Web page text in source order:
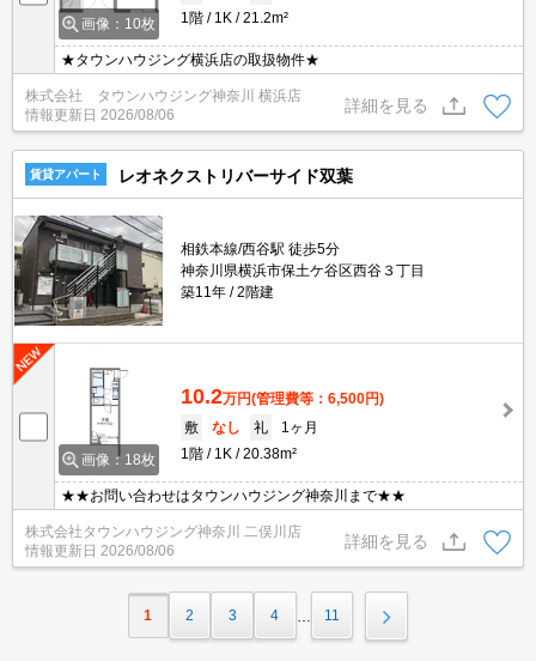
画像：10枚
1階
1K 21.2m²
★タウンハウジング横浜店の取扱物件★
株式会社 タウンハウジング神奈川 横浜店
情報更新日 2026/08/06
詳細を見る
賃貸アパート レオネクストリバーサイド双葉
相鉄本線/西谷駅 徒歩5分
神奈川県横浜市保土ケ谷区西谷３丁目
築11年
2階建
画像：18枚
10.2万円(管理費等：6,500円)
敷
なし 礼
1ヶ月
1階
1K 20.38m²
★★お問い合わせはタウンハウジング神奈川まで★★
株式会社タウンハウジング神奈川 二俣川店
情報更新日 2026/08/06
詳細を見る
1 2 3 4 11